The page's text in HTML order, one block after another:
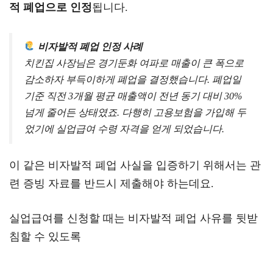
적 폐업으로 인정됩니다.
비자발적 폐업 인정 사례
치킨집 사장님은 경기둔화 여파로 매출이 큰 폭으로
감소하자 부득이하게 폐업을 결정했습니다. 폐업일
기준 직전 3개월 평균 매출액이 전년 동기 대비 30%
넘게 줄어든 상태였죠. 다행히 고용보험을 가입해 두
었기에 실업급여 수령 자격을 얻게 되었습니다.
이 같은 비자발적 폐업 사실을 입증하기 위해서는 관
련 증빙 자료를 반드시 제출해야 하는데요.
실업급여를 신청할 때는 비자발적 폐업 사유를 뒷받
침할 수 있도록